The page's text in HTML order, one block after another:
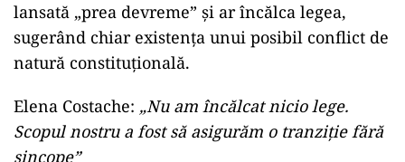
lansată „prea devreme” și ar încălca legea,
sugerând chiar existența unui posibil conflict de
natură constituțională.
Elena Costache: „Nu am încălcat nicio lege.
Scopul nostru a fost să asigurăm o tranziție fără
sincope”